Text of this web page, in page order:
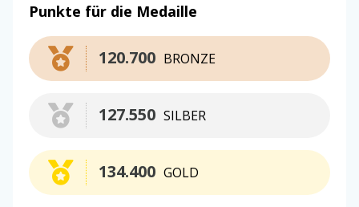
Punkte für die Medaille
BRONZE
120.700
SILBER
127.550
GOLD
134.400